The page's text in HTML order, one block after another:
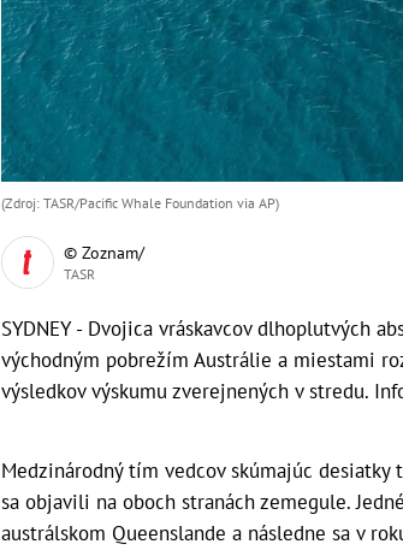
(Zdroj: TASR/Pacific Whale Foundation via AP)
© Zoznam/
TASR
SYDNEY - Dvojica vráskavcov dlhoplutvých
východným pobrežím Austrálie a miestami
výsledkov výskumu zverejnených v stredu.
Medzinárodný tím vedcov skúmajúc
sa objavili na oboch stranách zemegule.
austrálskom Queenslande a následne sa v